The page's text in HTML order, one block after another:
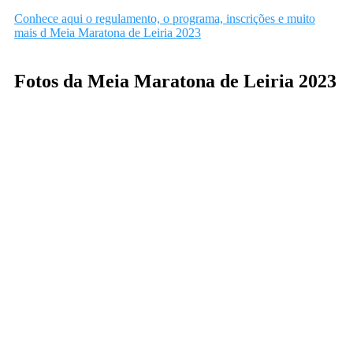
Conhece aqui o regulamento, o programa, inscrições e muito
mais d Meia Maratona de Leiria 2023
Fotos da Meia Maratona de Leiria 2023